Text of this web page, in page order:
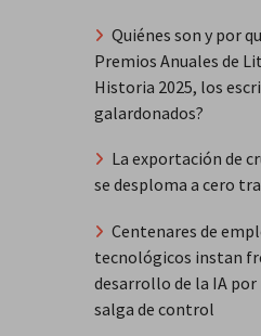
Quiénes son y por
Premios Anuales de
Historia 2025, los
galardonados?
La exportación de
se desploma a cero
Centenares de
tecnológicos instan
desarrollo de la IA por
salga de control